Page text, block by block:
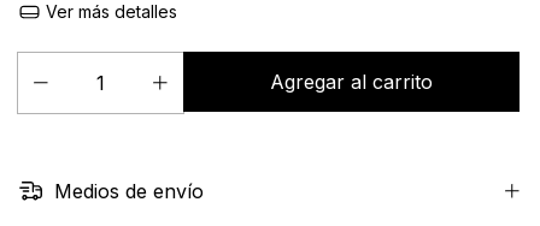
Ver más detalles
Medios de envío